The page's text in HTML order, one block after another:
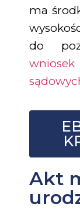
ma
do
Akt